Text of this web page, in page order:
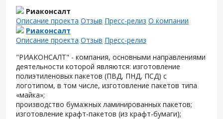
Риаконсалт
Описание проекта Отзыв Пресс-релиз О компании
Риаконсалт
Описание проекта Отзыв Пресс-релиз
"РИАКОНСАЛТ" - компания, основными направлениями
деятельности которой являются: изготовление
полиэтиленовых пакетов (ПВД, ПНД, ПСД) с
логотипом, в том числе, изготовление пакетов типа
«майка»;
производство бумажных ламинированных пакетов;
изготовление крафт-пакетов (из крафт-бумаги);